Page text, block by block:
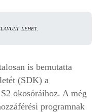
lehet.
is bemutatta
(SDK) a
okosóráihoz. A még
programnak